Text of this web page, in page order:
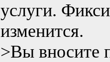
услуги.
изменится.
>Вы вносите